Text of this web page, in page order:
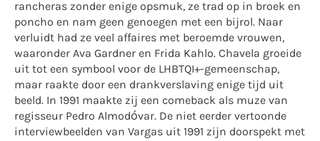
rancheras zonder enige opsmuk, ze trad op in broek en
poncho en nam geen genoegen met een bijrol. Naar
verluidt had ze veel affaires met beroemde vrouwen,
waaronder Ava Gardner en Frida Kahlo. Chavela groeide
uit tot een symbool voor de LHBTQI+-gemeenschap,
maar raakte door een drankverslaving enige tijd uit
beeld. In 1991 maakte zij een comeback als muze van
regisseur Pedro Almodóvar. De niet eerder vertoonde
interviewbeelden van Vargas uit 1991 zijn doorspekt met